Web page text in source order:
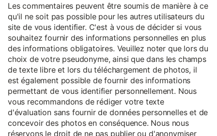
Les commentaires peuvent être soumis de manière à ce
qu'il ne soit pas possible pour les autres utilisateurs du
site de vous identifier. C'est à vous de décider si vous
souhaitez fournir des informations personnelles en plus
des informations obligatoires. Veuillez noter que lors du
choix de votre pseudonyme, ainsi que dans les champs
de texte libre et lors du téléchargement de photos, il
est également possible de fournir des informations
permettant de vous identifier personnellement. Nous
vous recommandons de rédiger votre texte
d'évaluation sans fournir de données personnelles et de
concevoir des photos en conséquence. Nous nous
réservons le droit de ne pas publier ou d'anonymiser